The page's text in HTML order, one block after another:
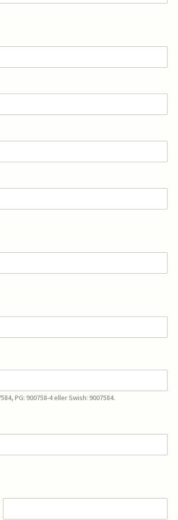
PG: 900758-4 eller Swish: 9007584.